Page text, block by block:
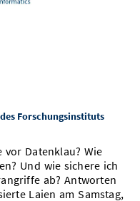
Forschungsinstituts
Datenklau? Wie
Und wie sichere ich
ab? Antworten
Laien am Samstag,